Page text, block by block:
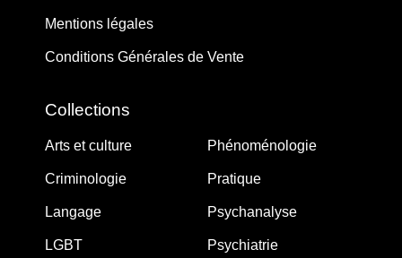
Mentions légales
Conditions Générales de Vente
Collections
Arts et culture
Criminologie
Langage
LGBT
Phénoménologie
Pratique
Psychanalyse
Psychiatrie